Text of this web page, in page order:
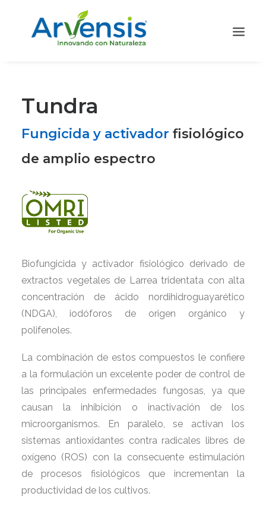
Tundra
Fungicida y activador fisiológico
de amplio espectro
Biofungicida y activador fisiológico derivado de
extractos vegetales de Larrea tridentata con alta
concentración de ácido nordihidroguayarético
(NDGA), iodóforos de origen orgánico y
polifenoles.
La combinación de estos compuestos le confiere
a la formulación un excelente poder de control de
las principales enfermedades fungosas, ya que
causan la inhibición o inactivación de los
microorganismos. En paralelo, se activan los
sistemas antioxidantes contra radicales libres de
oxígeno (ROS) con la consecuente estimulación
de procesos fisiológicos que incrementan la
productividad de los cultivos.